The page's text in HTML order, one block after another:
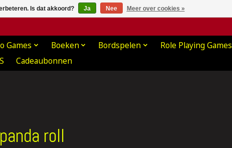
Games Boeken Bordspelen Role Playing Games
Cadeaubonnen
panda roll
Is dat akkoord? Ja Nee Meer over cookies »